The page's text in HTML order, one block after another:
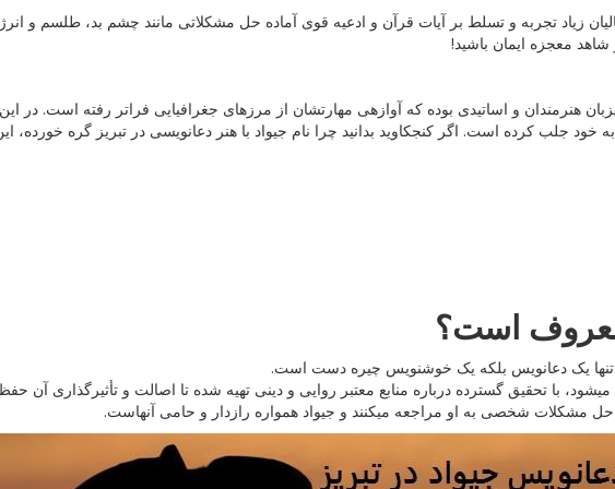
زیاد تجربه و تسلط بر آیات قرآن و ادعیه قوی آماده حل مشکلاتی مانند چشم بد، طلسم
معجزه ایمان باشید!
هنرمندان و اساتیدی بوده که آوازهی مهارتشان از مرزهای جغرافیایی فراتر رفته است. در
جلب کرده است. اگر کنجکاوید بدانید چرا نام جیواد با هنر دعانویسی در تبریز گره خورده، این
معروف است؟
تنها یک دعانویس بلکه یک خوشنویس چیره دست است.
با تحقیق گسترده درباره منابع معتبر روایی و دینی تهیه شده تا اصالت و تأثیرگذاری آن
حل مشکلات شخصی به او مراجعه میکنند و جیواد همواره رازدار و حامی آنهاست.